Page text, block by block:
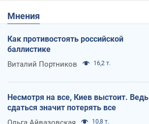
Мнения
Как противостоять российской
баллистике
Виталий Портников 16,2 т.
Несмотря на все, Киев выстоит. Ведь
сдаться значит потерять все
10,8 т.